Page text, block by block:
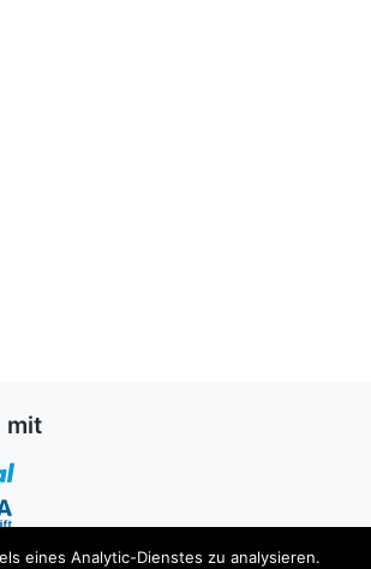
mit
eines Analytic-Dienstes zu analysieren.